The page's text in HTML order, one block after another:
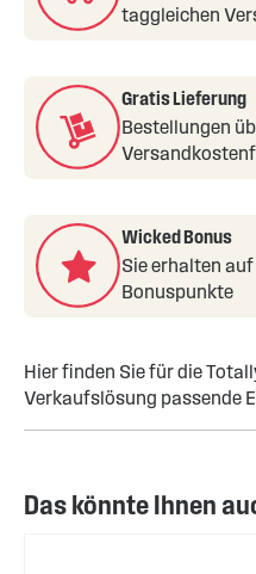
taggleichen
Gratis Lieferung
Bestellungen
Wicked Bonus
Sie erhalten
Bonuspunkte
Hier finden Sie für die
Verkaufslösung passende
Das könnte Ihnen